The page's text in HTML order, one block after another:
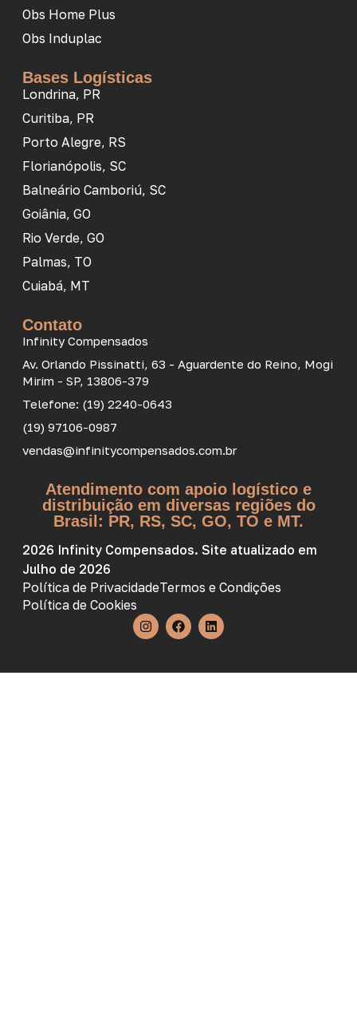
Obs Home Plus
Obs Induplac
Bases Logísticas
Londrina, PR
Curitiba, PR
Porto Alegre, RS
Florianópolis, SC
Balneário Camboriú, SC
Goiânia, GO
Rio Verde, GO
Palmas, TO
Cuiabá, MT
Contato
Infinity Compensados
Av. Orlando Pissinatti, 63 - Aguardente do Reino, Mogi
Mirim - SP, 13806-379
Telefone: (19) 2240-0643
(19) 97106-0987
vendas@infinitycompensados.com.br
Atendimento com apoio logístico e
distribuição em diversas regiões do
Brasil: PR, RS, SC, GO, TO e MT.
2026 Infinity Compensados. Site atualizado em
Julho de 2026
Política de PrivacidadeTermos e Condições
Política de Cookies